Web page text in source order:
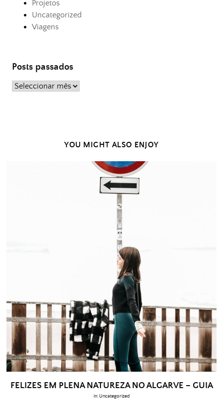
Projetos
Uncategorized
Viagens
Posts passados
Posts
YOU MIGHT ALSO ENJOY
FELIZES EM PLENA NATUREZA NO ALGARVE – GUIA
in: Uncategorized